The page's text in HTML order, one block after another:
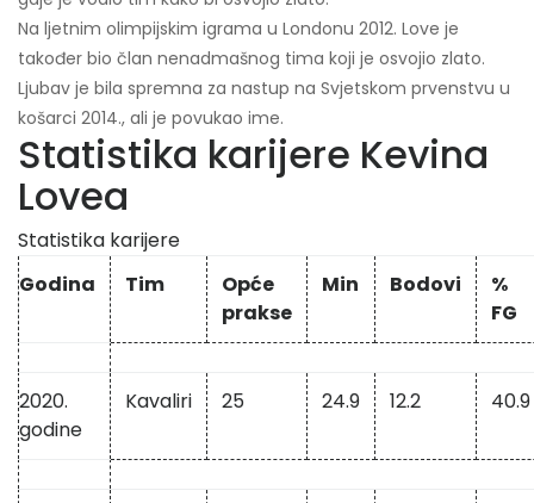
Na ljetnim olimpijskim igrama u Londonu 2012. Love je
također bio član nenadmašnog tima koji je osvojio zlato.
Ljubav je bila spremna za nastup na Svjetskom prvenstvu u
košarci 2014., ali je povukao ime.
Statistika karijere Kevina
Lovea
Statistika karijere
Godina
Tim
Opće
prakse
Min Bodovi
%
FG
2020.
godine
Kavaliri 25 24.9 12.2 40.9